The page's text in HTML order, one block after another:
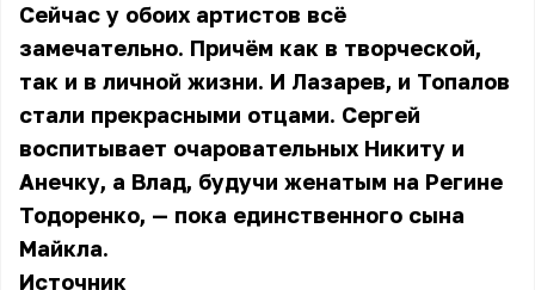
Сейчас у обоих артистов всё
замечательно. Причём как в творческой,
так и в личной жизни. И Лазарев, и Топалов
стали прекрасными отцами. Сергей
воспитывает очаровательных Никиту и
Анечку, а Влад, будучи женатым на Регине
Тодоренко, — пока единственного сына
Майкла.
Источник